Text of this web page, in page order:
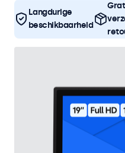
Langdurige
beschikbaarheid